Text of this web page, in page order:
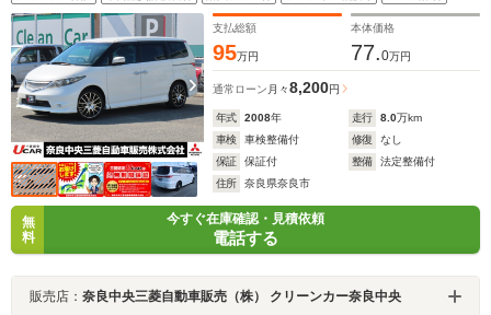
ブレコーダー ドアバイザー 純正フロアマット 車両取説
ナビ取説 定期点検記録簿 社外19インチアルミホイール
支払総額
95万円
本体価格
77.0万円
通常ローン 月々8,200円
年式 2008年 走行 8.0万km
車検
車検整備付 修復
なし
保証
保証付 整備
法定整備付
住所
奈良県奈良市
無
料
今すぐ在庫確認・見積依頼
電話する
販売店： 奈良中央三菱自動車販売（株） クリーンカー奈良中央